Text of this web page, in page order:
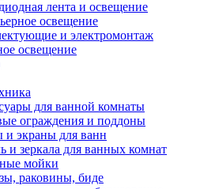
лента и освещение
освещение
и электромонтаж
освещение
для ванной комнаты
ограждения и поддоны
экраны для ванн
и зеркала для ванных комнат
мойки
раковины, биде